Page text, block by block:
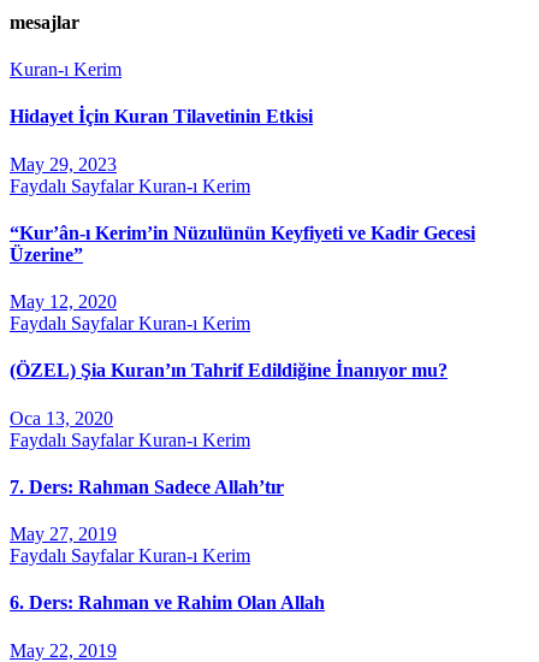
mesajlar
Kuran-ı Kerim
Hidayet İçin Kuran Tilavetinin Etkisi
May 29, 2023
Faydalı SayfalarKuran-ı Kerim
“Kur’ân-ı Kerim’in Nüzulünün Keyfiyeti ve Kadir Gecesi
Üzerine”
May 12, 2020
Faydalı SayfalarKuran-ı Kerim
(ÖZEL) Şia Kuran’ın Tahrif Edildiğine İnanıyor mu?
Oca 13, 2020
Faydalı SayfalarKuran-ı Kerim
7. Ders: Rahman Sadece Allah’tır
May 27, 2019
Faydalı SayfalarKuran-ı Kerim
6. Ders: Rahman ve Rahim Olan Allah
May 22, 2019